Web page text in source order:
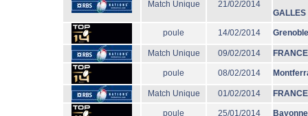
Match Unique 21/02/2014
GALLES
poule 14/02/2014 Grenoble
Match Unique 09/02/2014 FRANCE
poule 08/02/2014
Match Unique 01/02/2014 FRANCE
poule 25/01/2014 Bayonne